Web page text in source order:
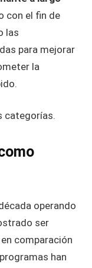
con el fin de
las
para mejorar
la
categorías.
operando
ser
comparación
han